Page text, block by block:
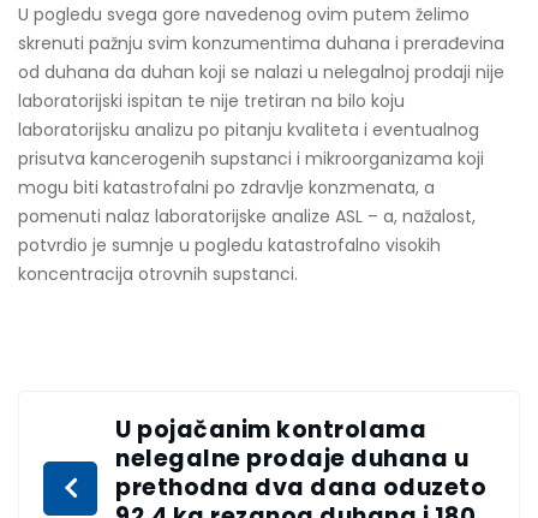
U pogledu svega gore navedenog ovim putem želimo
skrenuti pažnju svim konzumentima duhana i prerađevina
od duhana da duhan koji se nalazi u nelegalnoj prodaji nije
laboratorijski ispitan te nije tretiran na bilo koju
laboratorijsku analizu po pitanju kvaliteta i eventualnog
prisutva kancerogenih supstanci i mikroorganizama koji
mogu biti katastrofalni po zdravlje konzmenata, a
pomenuti nalaz laboratorijske analize ASL – a, nažalost,
potvrdio je sumnje u pogledu katastrofalno visokih
koncentracija otrovnih supstanci.
U pojačanim kontrolama
nelegalne prodaje duhana u
prethodna dva dana oduzeto